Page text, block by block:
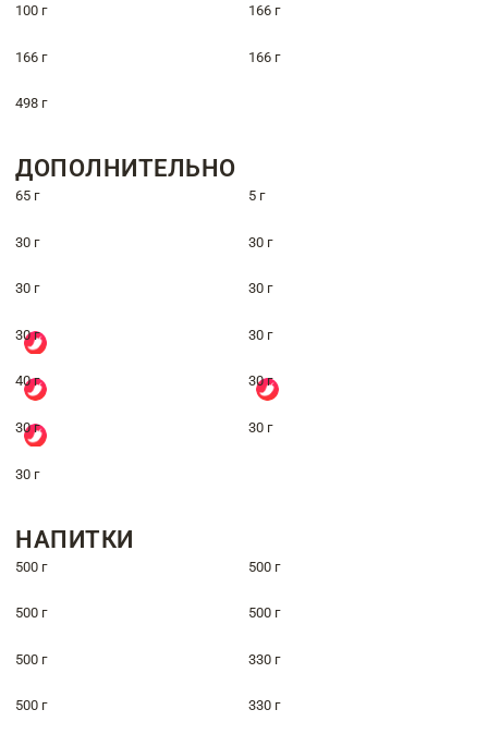
100 г 166 г
166 г 166 г
498 г
ДОПОЛНИТЕЛЬНО
65 г 5 г
30 г 30 г
30 г 30 г
30 г 30 г
40 г 30 г
30 г 30 г
30 г
НАПИТКИ
500 г 500 г
500 г 500 г
500 г 330 г
500 г 330 г